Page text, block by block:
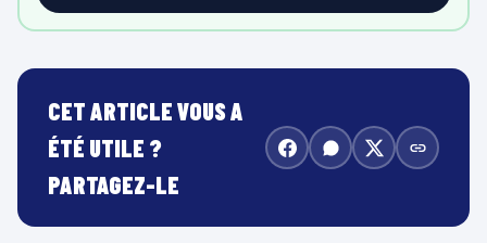
CET ARTICLE VOUS A
ÉTÉ UTILE ?
PARTAGEZ-LE